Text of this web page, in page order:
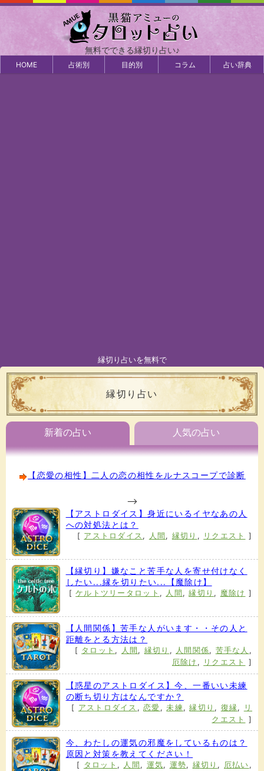
無料でできる縁切り占い♪
HOME 占術別 目的別 コラム 占い辞典
縁切り占いを無料で
縁切り占い
新着の占い 人気の占い
【恋愛の相性】二人の恋の相性をルナスコープで診断
-->
【アストロダイス】身近にいるイヤなあの人
への対処法とは？
[ アストロダイス , 人間 , 縁切り , リクエスト ]
【縁切り】嫌なこと苦手な人を寄せ付けなく
したい...縁を切りたい...【魔除け】
[ケルトツリータロット , 人間 ,縁切り , 魔除け ]
【人間関係】苦手な人がいます・・その人と
距離をとる方法は？
[ タロット , 人間 , 縁切り , 人間関係, 苦手な人 ,
厄除け , リクエスト ]
【惑星のアストロダイス】今、一番いい未練
の断ち切り方はなんですか？
[ アストロダイス ,恋愛 ,未練 ,縁切り , 復縁 ,
リ
クエスト
]
今、わたしの運気の邪魔をしているものは？
原因と対策を教えてください！
[ タロット , 人間 , 運気, 運勢, 縁切り , 厄払い ,